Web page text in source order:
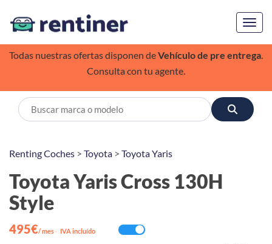
Todas nuestras ofertas disponen deVehículo de pre entrega.
Consulta con tu agente.
Renting Coches > Toyota > Toyota Yaris
Toyota Yaris Cross 130H
Style
495€/ mes · IVA incluído